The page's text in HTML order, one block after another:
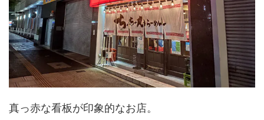
真っ赤な看板が印象的なお店。